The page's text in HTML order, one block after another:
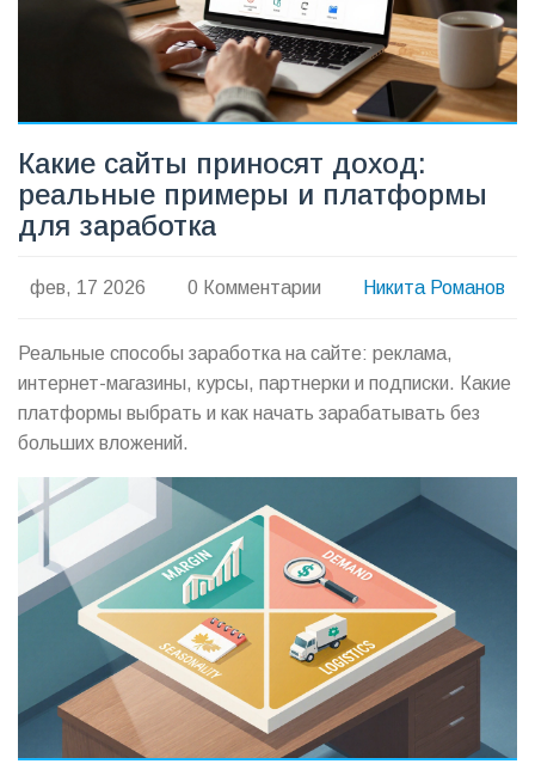
Какие сайты приносят доход:
реальные примеры и платформы
для заработка
фев, 17 2026 0 Комментарии Никита Романов
Реальные способы заработка на сайте: реклама,
интернет-магазины, курсы, партнерки и подписки. Какие
платформы выбрать и как начать зарабатывать без
больших вложений.